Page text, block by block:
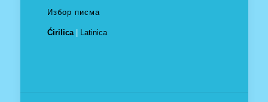
Избор писма
Ćirilica| Latinica